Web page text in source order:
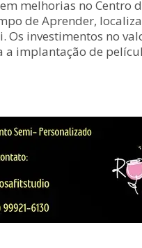
melhorias no Centro
de Aprender,
Os investimentos no
a implantação de